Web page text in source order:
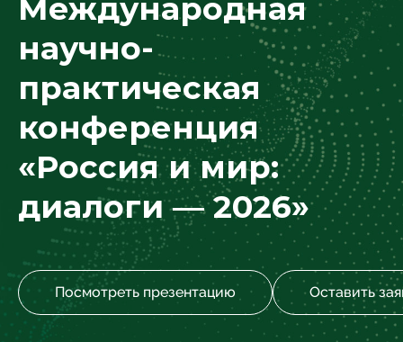
Международная
научно-
практическая
конференция
«Россия и мир:
диалоги —2026»
Посмотреть презентацию Оставить